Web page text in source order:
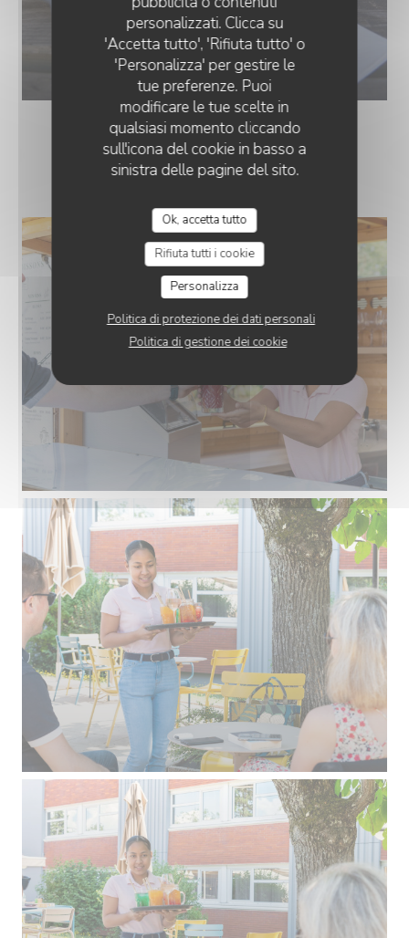
personalizzati. Clicca su
'Accetta tutto', 'Rifiuta tutto' o
'Personalizza' per gestire le
tue preferenze. Puoi
modificare le tue scelte in
qualsiasi momento cliccando
sull'icona del cookie in basso a
sinistra delle pagine del sito.
Ok, accetta tutto
Rifiuta tutti i cookie
Personalizza
Politica di protezione dei dati personali
Politica di gestione dei cookie
BAR EXTÉRIEUR